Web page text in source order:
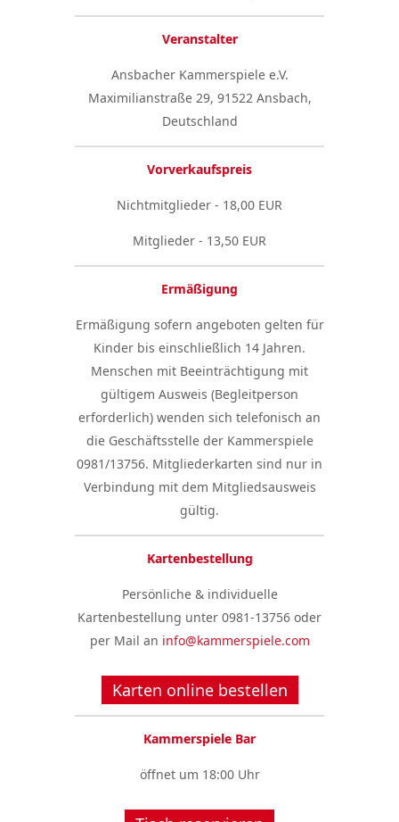
Veranstalter
Ansbacher Kammerspiele e.V.
Maximilianstraße 29, 91522 Ansbach,
Deutschland
Vorverkaufspreis
Nichtmitglieder - 18,00 EUR
Mitglieder - 13,50 EUR
Ermäßigung
Ermäßigung sofern angeboten gelten für
Kinder bis einschließlich 14 Jahren.
Menschen mit Beeinträchtigung mit
gültigem Ausweis (Begleitperson
erforderlich) wenden sich telefonisch an
die Geschäftsstelle der Kammerspiele
0981/13756. Mitgliederkarten sind nur in
Verbindung mit dem Mitgliedsausweis
gültig.
Kartenbestellung
Persönliche & individuelle
Kartenbestellung unter 0981-13756 oder
per Mail an info@kammerspiele.com
Karten online bestellen
Kammerspiele Bar
öffnet um 18:00 Uhr